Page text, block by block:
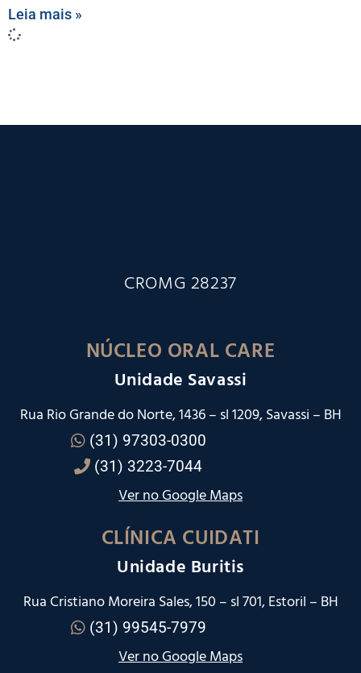
Leia mais »
CROMG 28237
NÚCLEO ORAL CARE
Unidade Savassi
Rua Rio Grande do Norte, 1436 – sl 1209, Savassi – BH
(31) 97303-0300
(31) 3223-7044
Ver no Google Maps
CLÍNICA CUIDATI
Unidade Buritis
Rua Cristiano Moreira Sales, 150 – sl 701, Estoril – BH
(31) 99545-7979
Ver no Google Maps